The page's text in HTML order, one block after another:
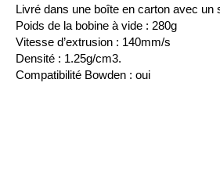
Livré dans une boîte en carton avec un
Poids de la bobine à vide : 280g
Vitesse d’extrusion : 140mm/s
Densité : 1.25g/cm3.
Compatibilité Bowden : oui